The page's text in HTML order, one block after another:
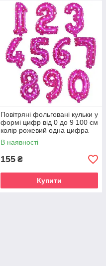
Повітряні фольговані кульки у
формі цифр від 0 до 9 100 см
колір рожевий одна цифра
В наявності
155 ₴
Купити